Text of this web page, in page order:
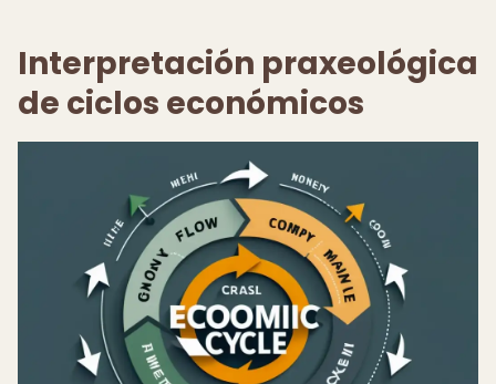
Interpretación praxeológica
de ciclos económicos